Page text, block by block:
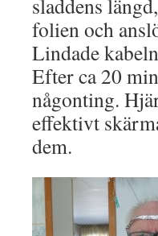
sladdens
folien och
Lindade
Efter ca 20
någonting.
effektivt
dem.